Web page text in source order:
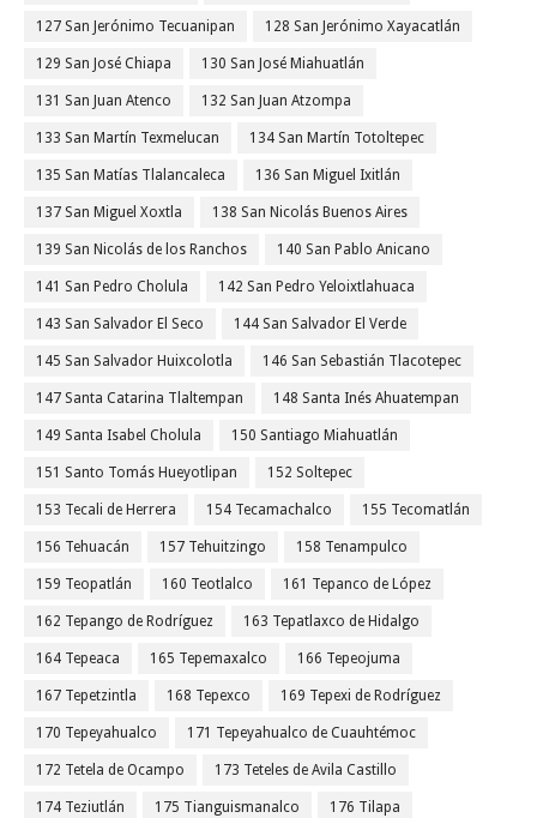
127 San Jerónimo Tecuanipan 128 San Jerónimo Xayacatlán
129 San José Chiapa 130 San José Miahuatlán
131 San Juan Atenco 132 San Juan Atzompa
133 San Martín Texmelucan 134 San Martín Totoltepec
135 San Matías Tlalancaleca 136 San Miguel Ixitlán
137 San Miguel Xoxtla 138 San Nicolás Buenos Aires
139 San Nicolás de los Ranchos 140 San Pablo Anicano
141 San Pedro Cholula 142 San Pedro Yeloixtlahuaca
143 San Salvador El Seco 144 San Salvador El Verde
145 San Salvador Huixcolotla 146 San Sebastián Tlacotepec
147 Santa Catarina Tlaltempan 148 Santa Inés Ahuatempan
149 Santa Isabel Cholula 150 Santiago Miahuatlán
151 Santo Tomás Hueyotlipan 152 Soltepec
153 Tecali de Herrera 154 Tecamachalco 155 Tecomatlán
156 Tehuacán 157 Tehuitzingo 158 Tenampulco
159 Teopatlán 160 Teotlalco 161 Tepanco de López
162 Tepango de Rodríguez 163 Tepatlaxco de Hidalgo
164 Tepeaca 165 Tepemaxalco 166 Tepeojuma
167 Tepetzintla 168 Tepexco 169 Tepexi de Rodríguez
170 Tepeyahualco 171 Tepeyahualco de Cuauhtémoc
172 Tetela de Ocampo 173 Teteles de Avila Castillo
174 Teziutlán 175 Tianguismanalco 176 Tilapa